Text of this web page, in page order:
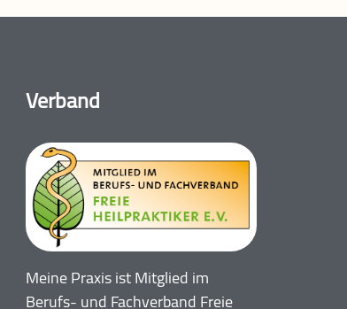
Verband
Meine Praxis ist Mitglied im
Berufs- und Fachverband Freie